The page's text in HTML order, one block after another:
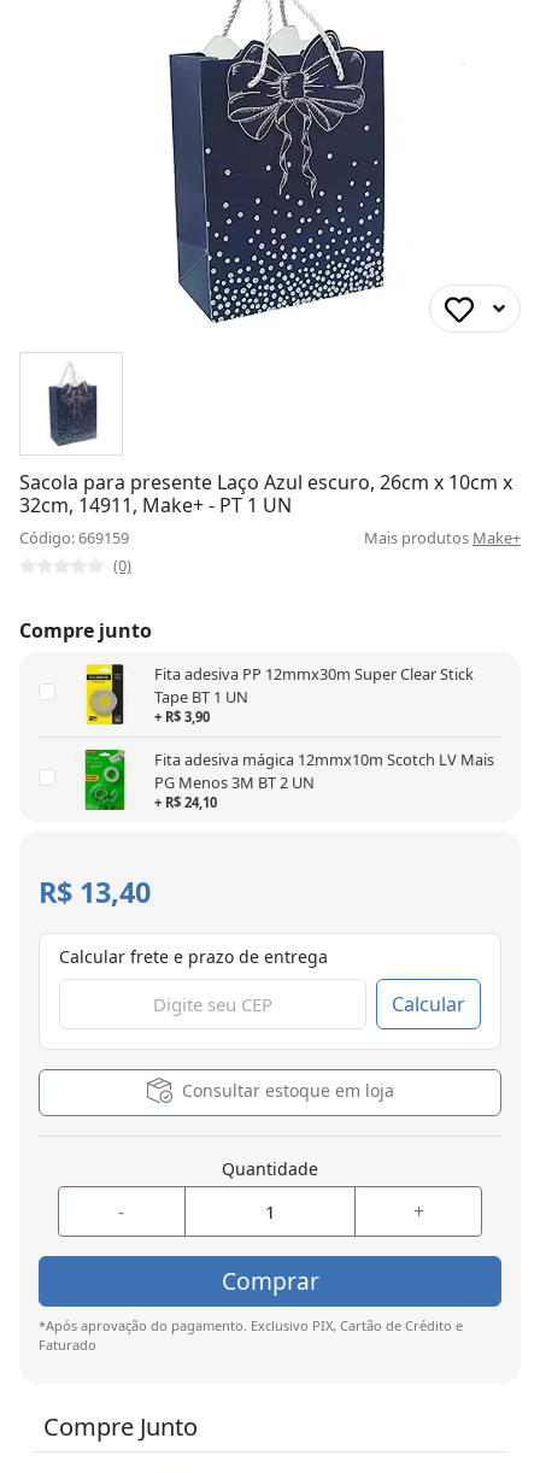
Sacola para presente Laço Azul escuro, 26cm x 10cm x
32cm, 14911, Make+ - PT 1 UN
Código: 669159 Mais produtos Make+
(0)
Compre junto
Fita adesiva PP 12mmx30m Super Clear Stick
Tape BT 1 UN
+ R$ 3,90
Fita adesiva mágica 12mmx10m Scotch LV Mais
PG Menos 3M BT 2 UN
+ R$ 24,10
R$ 13,40
Calcular frete e prazo de entrega
Calcular
Consultar estoque em loja
Quantidade
- +
Comprar
*Após aprovação do pagamento. Exclusivo PIX, Cartão de Crédito e
Faturado
Compre Junto